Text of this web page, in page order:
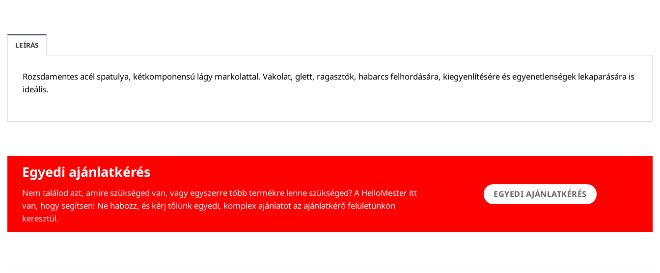
LEÍRÁS
Rozsdamentes acél spatulya, kétkomponensú lágy markolattal. Vakolat, glett, ragasztók, habarcs felhordására, kiegyenlítésére és egyenetlenségek lekaparására is
ideális.
Egyedi ajánlatkérés
Nem találod azt, amire szükséged van, vagy egyszerre több termékre lenne szükséged? A HelloMester itt
van, hogy segítsen! Ne habozz, és kérj tőlünk egyedi, komplex ajánlatot az ajánlatkérő felületünkön
keresztül.
EGYEDI AJÁNLATKÉRÉS